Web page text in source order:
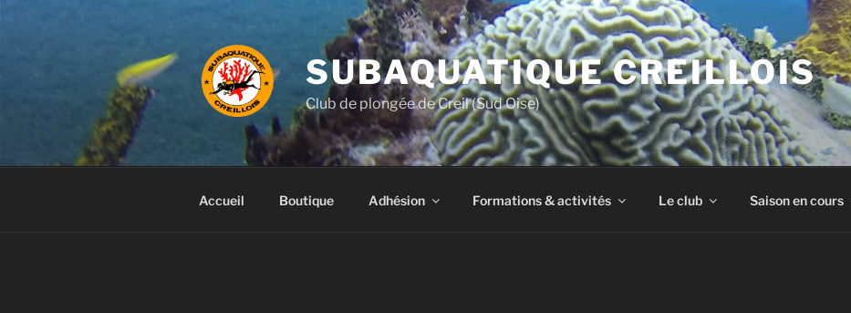
SUBAQUATIQUE CREILLOIS
Club de plongée de Creil (Sud Oise)
Accueil Boutique Adhésion Formations & activités Le club Saison en cours